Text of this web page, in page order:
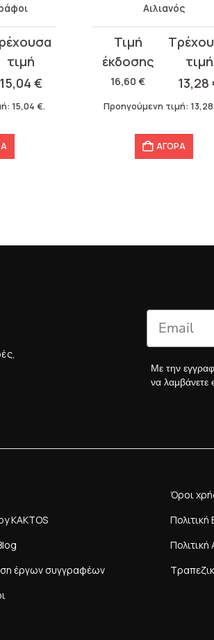
15,04 €
15,04€.
Αιλιανός
16,60€
Original
price
was:
16,60 €.
13,28
τρέχουσα
τιμή
είναι:
Προηγούμενη τιμή:
ΑΓΟΡΑ
Με την
να λαμβάνετε
KAKTOS
έργων συγγραφέων
Όροι